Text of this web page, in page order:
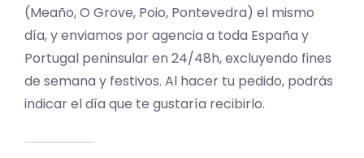
(Meaño, O Grove, Poio, Pontevedra) el mismo
día, y enviamos por agencia a toda España y
Portugal peninsular en 24/48h, excluyendo fines
de semana y festivos. Al hacer tu pedido, podrás
indicar el día que te gustaría recibirlo.